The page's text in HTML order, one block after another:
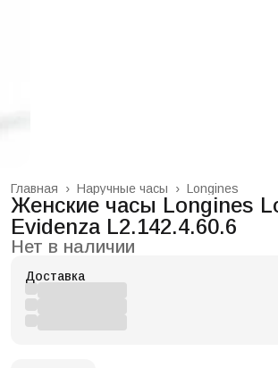
Longines
Наручные часы ›
Главная ›
Женские часы Longines
Evidenza L2.142.4.60.6
Нет в наличии
Доставка